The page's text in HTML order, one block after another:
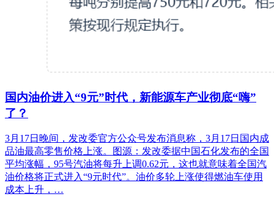
国内油价进入“9元”时代，新能源车产业彻底“嗨”
了？
3月17日晚间，发改委官方公众号发布消息称，3月17日国内成
品油最高零售价格上涨。图源：发改委据中国石化发布的全国
平均涨幅，95号汽油将每升上调0.62元，这也就意味着全国汽
油价格将正式进入“9元时代”。油价多轮上涨使得燃油车使用
成本上升，…